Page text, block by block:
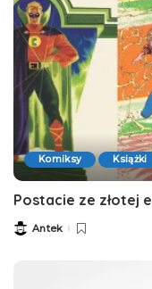
Komiksy Książki
Postacie ze złotej
Posted
Antek